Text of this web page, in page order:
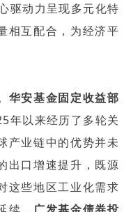
驱动力呈现多元化特
相互配合，为经济平
华安基金固定收益部
年以来经历了多轮关
产业链中的优势并未
出口增速提升，既源
这些地区工业化需求